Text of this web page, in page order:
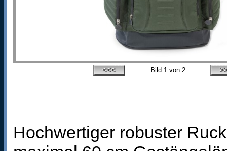
Bild 1von 2
Hochwertiger robuster